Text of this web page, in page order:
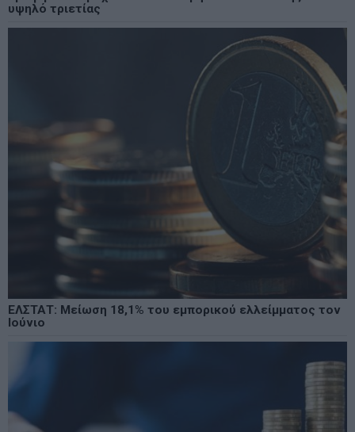
υψηλό τριετίας
ΕΛΣΤΑΤ: Μείωση 18,1% του εμπορικού ελλείμματος τον
Ιούνιο